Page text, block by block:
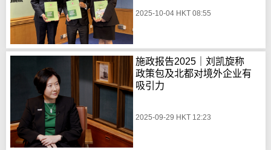
2025-10-04 HKT 08:55
施政报告2025｜刘凯旋称
政策包及北都对境外企业有
吸引力
2025-09-29 HKT 12:23